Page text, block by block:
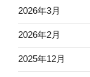
2026年3月
2026年2月
2025年12月